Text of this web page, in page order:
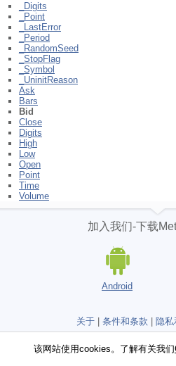
_Digits
_Point
_LastError
_Period
_RandomSeed
_StopFlag
_Symbol
_UninitReason
Ask
Bars
Bid
Close
Digits
High
Low
Open
Point
Time
Volume
加入我们-下载
Android
关于 条件和条款
隐
Copyright 2000-2026,
该网站使用cookies。了解有关我们
该网站使用cookies。了解有关我们